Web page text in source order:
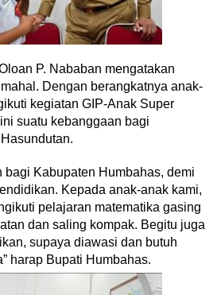
P. Nababan mengatakan
Dengan berangkatnya anak-
kegiatan GIP-Anak Super
suatu kebanggaan bagi
bagi Kabupaten Humbahas, demi
Kepada anak-anak kami,
pelajaran matematika gasing
dan saling kompak. Begitu juga
supaya diawasi dan butuh
harap Bupati Humbahas.